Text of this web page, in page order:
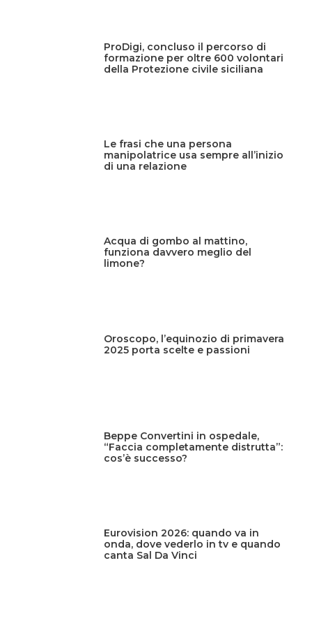
ProDigi, concluso il percorso di
formazione per oltre 600 volontari
della Protezione civile siciliana
Le frasi che una persona
manipolatrice usa sempre all’inizio
di una relazione
Acqua di gombo al mattino,
funziona davvero meglio del
limone?
Oroscopo, l’equinozio di primavera
2025 porta scelte e passioni
Beppe Convertini in ospedale,
“Faccia completamente distrutta”:
cos’è successo?
Eurovision 2026: quando va in
onda, dove vederlo in tv e quando
canta Sal Da Vinci